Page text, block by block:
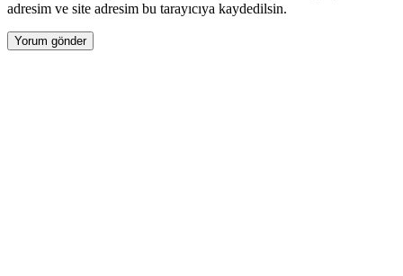
adresim ve site adresim bu tarayıcıya kaydedilsin.